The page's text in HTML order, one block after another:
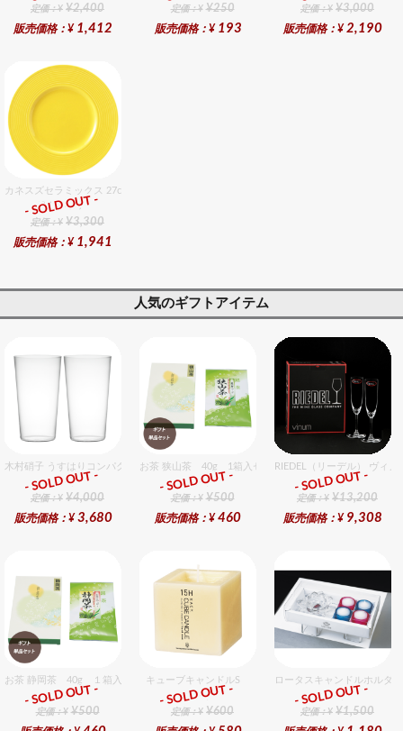
定価：¥ ¥2,400
販売価格：¥ 1,412
定価：¥ ¥250
販売価格：¥ 193
定価：¥ ¥3,000
販売価格：¥ 2,190
カネスズセラミックス 27cmディナー（LeMon）
総合ﾗﾝｷﾝｸﾞ
定価：¥ ¥3,300
販売価格：¥ 1,941
- SOLD OUT -
人気のギフトアイテム
木村硝子 うすはりコンパクト560cc タンブラーグラスギフトセット（2個入り）
ギフト
定価：¥ ¥4,000
販売価格：¥ 3,680
- SOLD OUT -
お茶 狭山茶 40g 1箱入セット
ギフト
定価：¥ ¥500
販売価格：¥ 460
- SOLD OUT -
RIEDEL（リーデル） ヴィ
ギフト
定価：¥ ¥13,200
販売価格：¥ 9,308
- SOLD OUT -
お茶 静岡茶 40g １箱入セット
ギフト
定価：¥ ¥500
- SOLD OUT -
キューブキャンドルS
ギフト
定価：¥ ¥600
- SOLD OUT -
ロータスキャンドルホルダ
ギフト
定価：¥ ¥1,500
- SOLD OUT -